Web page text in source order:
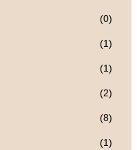
(0)
(1)
(1)
(2)
(8)
(1)